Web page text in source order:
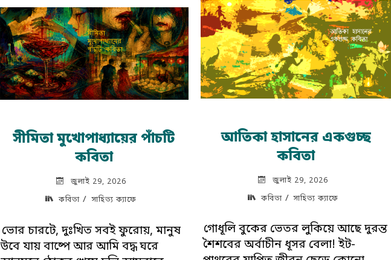
আতিকা হাসানের একগুচ্ছ
কবিতা
জুলাই 29, 2026
কবিতা/ সাহিত্য ক্যাফে
গোধূলি বুকের ভেতর লুকিয়ে আছে দুরন্ত
শৈশবের অর্বাচীন ধূসর বেলা! ইট-
সীমিতা মুখোপাধ‍্যায়ের পাঁচটি
কবিতা
জুলাই 29, 2026
কবিতা / সাহিত্য ক্যাফে
ভোর চারটে, দুঃখিত সবই ফুরোয়, মানুষ
উবে যায় বাষ্পে আর আমি বদ্ধ ঘরে